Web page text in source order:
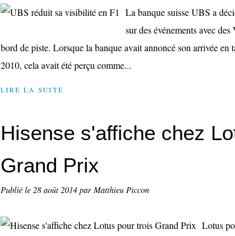
La banque suisse UBS a
sur des événements avec
bord de piste. Lorsque la banque avait annoncé son arrivée en
2010, cela avait été perçu comme...
LIRE LA SUITE
Hisense s'affiche chez
Grand Prix
Publié le 28 août 2014 par Matthieu Piccon
Lotus